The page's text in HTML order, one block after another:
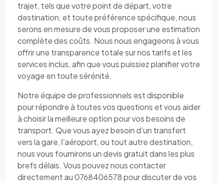
trajet, tels que votre point de départ, votre
destination, et toute préférence spécifique, nous
serons en mesure de vous proposer une estimation
complète des coûts. Nous nous engageons à vous
offrir une transparence totale sur nos tarifs et les
services inclus, afin que vous puissiez planifier votre
voyage en toute sérénité.
Notre équipe de professionnels est disponible
pour répondre à toutes vos questions et vous aider
à choisir la meilleure option pour vos besoins de
transport. Que vous ayez besoin d'un transfert
vers la gare, l'aéroport, ou tout autre destination,
nous vous fournirons un devis gratuit dans les plus
brefs délais. Vous pouvez nous contacter
directement au 0768406578 pour discuter de vos